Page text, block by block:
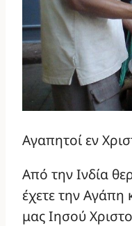
Αγαπητοί εν
Από την Ινδία
έχετε την Αγάπη
μας Ιησού